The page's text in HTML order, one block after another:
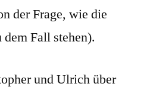
der Frage, wie die
Fall stehen).
und Ulrich über